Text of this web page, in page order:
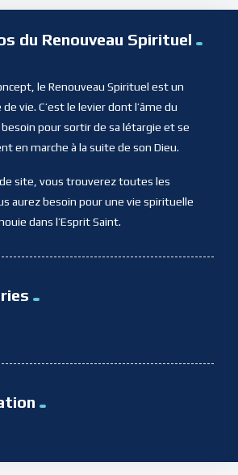
du Renouveau Spirituel
le Renouveau Spirituel est un
vie. C’est le levier dont l’âme du
besoin pour sortir de sa létargie et se
en marche à la suite de son Dieu.
site, vous trouverez toutes les
aurez besoin pour une vie spirituelle
dans l’Esprit Saint.